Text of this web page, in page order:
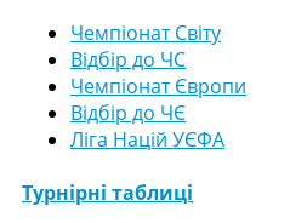
Чемпіонат Світу
Відбір до ЧС
Чемпіонат Європи
Відбір до ЧЄ
Ліга Націй УЄФА
Турнірні таблиці